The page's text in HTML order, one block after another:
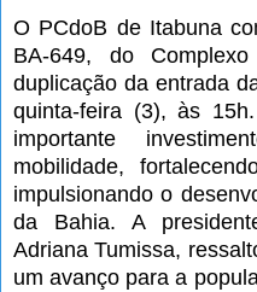
O PCdoB de Itabuna
BA-649, do
duplicação da entrada
quinta-feira (3), às
importante
mobilidade,
impulsionando o
da Bahia. A
Adriana Tumissa,
um avanço para a